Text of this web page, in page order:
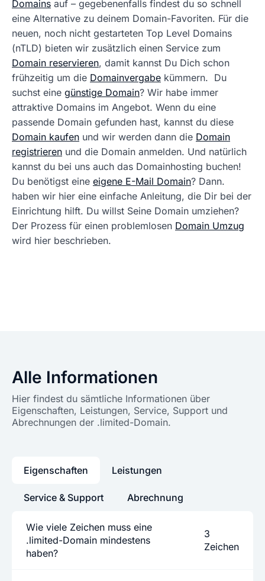
Domains auf – gegebenenfalls findest du so schnell
eine Alternative zu deinem Domain-Favoriten. Für die
neuen, noch nicht gestarteten Top Level Domains
(nTLD) bieten wir zusätzlich einen Service zum
Domain reservieren, damit kannst Du Dich schon
frühzeitig um die Domainvergabe kümmern. Du
suchst eine günstige Domain? Wir habe immer
attraktive Domains im Angebot. Wenn du eine
passende Domain gefunden hast, kannst du diese
Domain kaufen und wir werden dann die Domain
registrieren und die Domain anmelden. Und natürlich
kannst du bei uns auch das Domainhosting buchen!
Du benötigst eine eigene E-Mail Domain? Dann.
haben wir hier eine einfache Anleitung, die Dir bei der
Einrichtung hilft. Du willst Seine Domain umziehen?
Der Prozess für einen problemlosen Domain Umzug
wird hier beschrieben.
Alle Informationen
Hier findest du sämtliche Informationen über
Eigenschaften, Leistungen, Service, Support und
Abrechnungen der .limited-Domain.
Eigenschaften
Wie viele Zeichen muss eine
.limited-Domain mindestens
haben?
3
Zeichen
Leistungen
Service & Support Abrechnung